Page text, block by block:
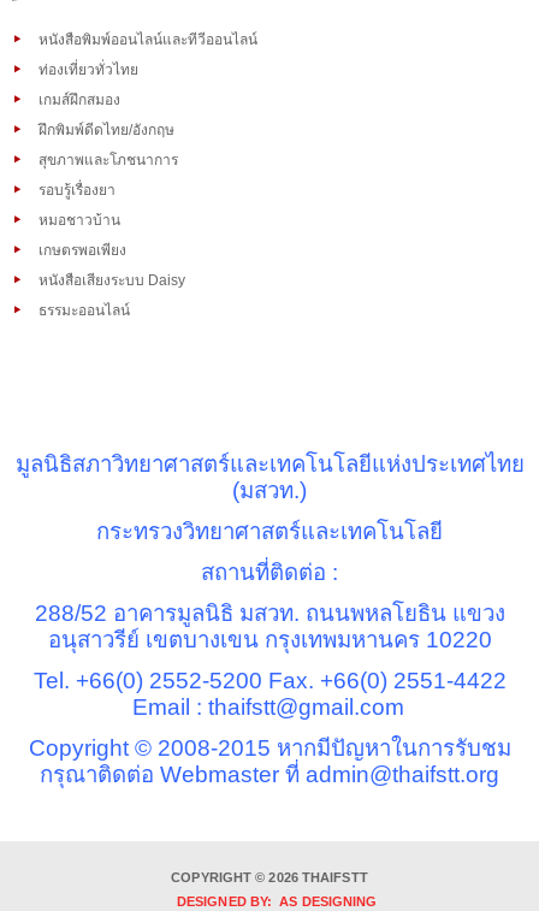
หนังสือพิมพ์ออนไลน์และทีวีออนไลน์
ท่องเที่ยวทั่วไทย
เกมส์ฝึกสมอง
ฝึกพิมพ์ดีดไทย/อังกฤษ
สุขภาพและโภชนาการ
รอบรู้เรื่องยา
หมอชาวบ้าน
เกษตรพอเพียง
หนังสือเสียงระบบ Daisy
ธรรมะออนไลน์
มูลนิธิสภาวิทยาศาสตร์และเทคโนโลยีแห่งประเทศไทย
(มสวท.)
กระทรวงวิทยาศาสตร์และเทคโนโลยี
สถานที่ติดต่อ :
288/52 อาคารมูลนิธิ มสวท. ถนนพหลโยธิน แขวง
อนุสาวรีย์ เขตบางเขน กรุงเทพมหานคร 10220
Tel. +66(0) 2552-5200 Fax. +66(0) 2551-4422
Email : thaifstt@gmail.com
Copyright © 2008-2015 หากมีปัญหาในการรับชม
กรุณาติดต่อ Webmaster ที่ admin@thaifstt.org
COPYRIGHT © 2026 THAIFSTT
DESIGNED BY: AS DESIGNING